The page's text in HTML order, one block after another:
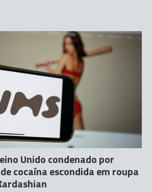
Unido condenado por
cocaína escondida em roupa